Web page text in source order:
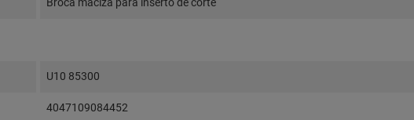
Broca maciza para inserto de corte
U10 85300
4047109084452